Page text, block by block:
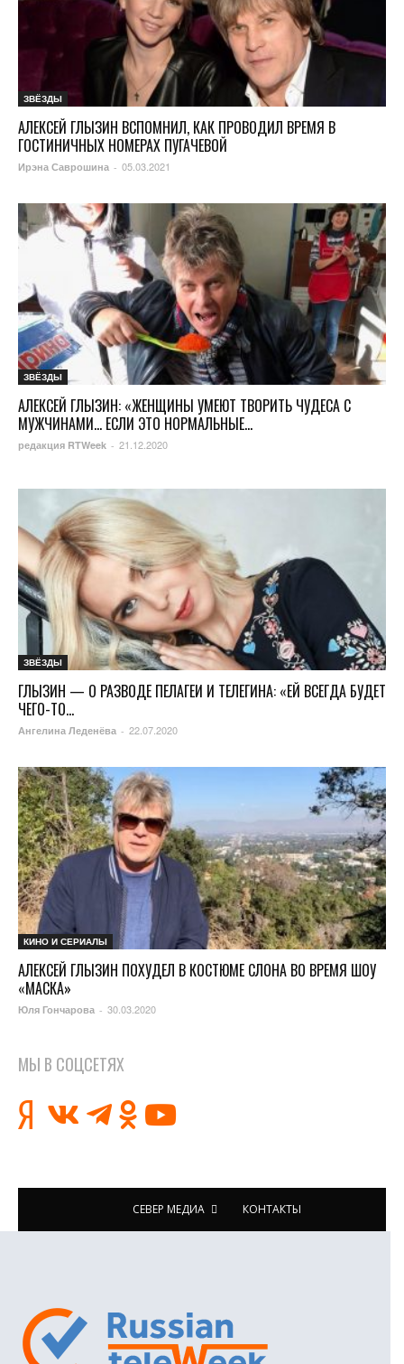
ЗВЁЗДЫ
АЛЕКСЕЙ ГЛЫЗИН ВСПОМНИЛ, КАК ПРОВОДИЛ ВРЕМЯ В
ГОСТИНИЧНЫХ НОМЕРАХ ПУГАЧЕВОЙ
Ирэна Саврошина - 05.03.2021
ЗВЁЗДЫ
АЛЕКСЕЙ ГЛЫЗИН: «ЖЕНЩИНЫ УМЕЮТ ТВОРИТЬ ЧУДЕСА С
МУЖЧИНАМИ… ЕСЛИ ЭТО НОРМАЛЬНЫЕ...
редакция RTWeek - 21.12.2020
ЗВЁЗДЫ
ГЛЫЗИН — О РАЗВОДЕ ПЕЛАГЕИ И ТЕЛЕГИНА: «ЕЙ ВСЕГДА БУДЕТ
ЧЕГО-ТО...
Ангелина Леденёва - 22.07.2020
КИНО И СЕРИАЛЫ
АЛЕКСЕЙ ГЛЫЗИН ПОХУДЕЛ В КОСТЮМЕ СЛОНА ВО ВРЕМЯ ШОУ
«МАСКА»
Юля Гончарова - 30.03.2020
МЫ В СОЦСЕТЯХ
СЕВЕР МЕДИА КОНТАКТЫ